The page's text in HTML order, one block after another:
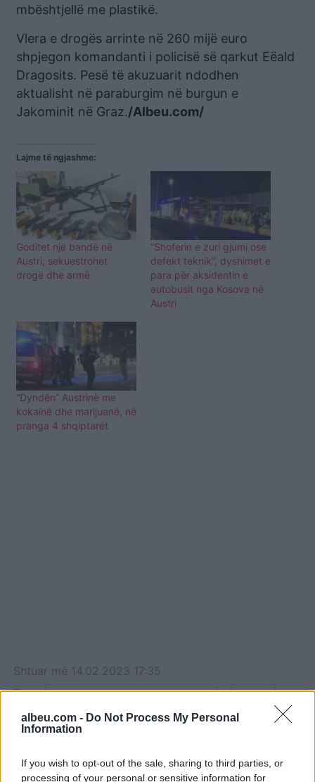
albeu.com - Do Not Process My Personal
Information
If you wish to opt-out of the sale, sharing to third parties, or
processing of your personal or sensitive information for
mbështjellë me plastikë.
Vlera e drogës arrinte në 260 mijë euro
shpjegon komandanti i policisë së qarkut Eëald
Dragosits. Pesë të akuzuarit ndodhen
aktualisht në paraburgim në burgun e
Jakominit në Graz./Albeu.com/
Lajme të ngjashme:
Goditet një bandë në
Austri, sekuestrohet
drogë dhe armë
“Shoferin e zuri gjumi ose
defekt teknik”, dyshimet e
para për aksidentin e
autobusit nga Kosova në
Austri
“Dyndën” Austrinë me
kokainë dhe marijuanë, në
pranga 4 shqiptarët
Shtuar më 14.02.2023 17:35
Tags:
arrestohen shtetasit kosovare , austri ,
droge kokaine